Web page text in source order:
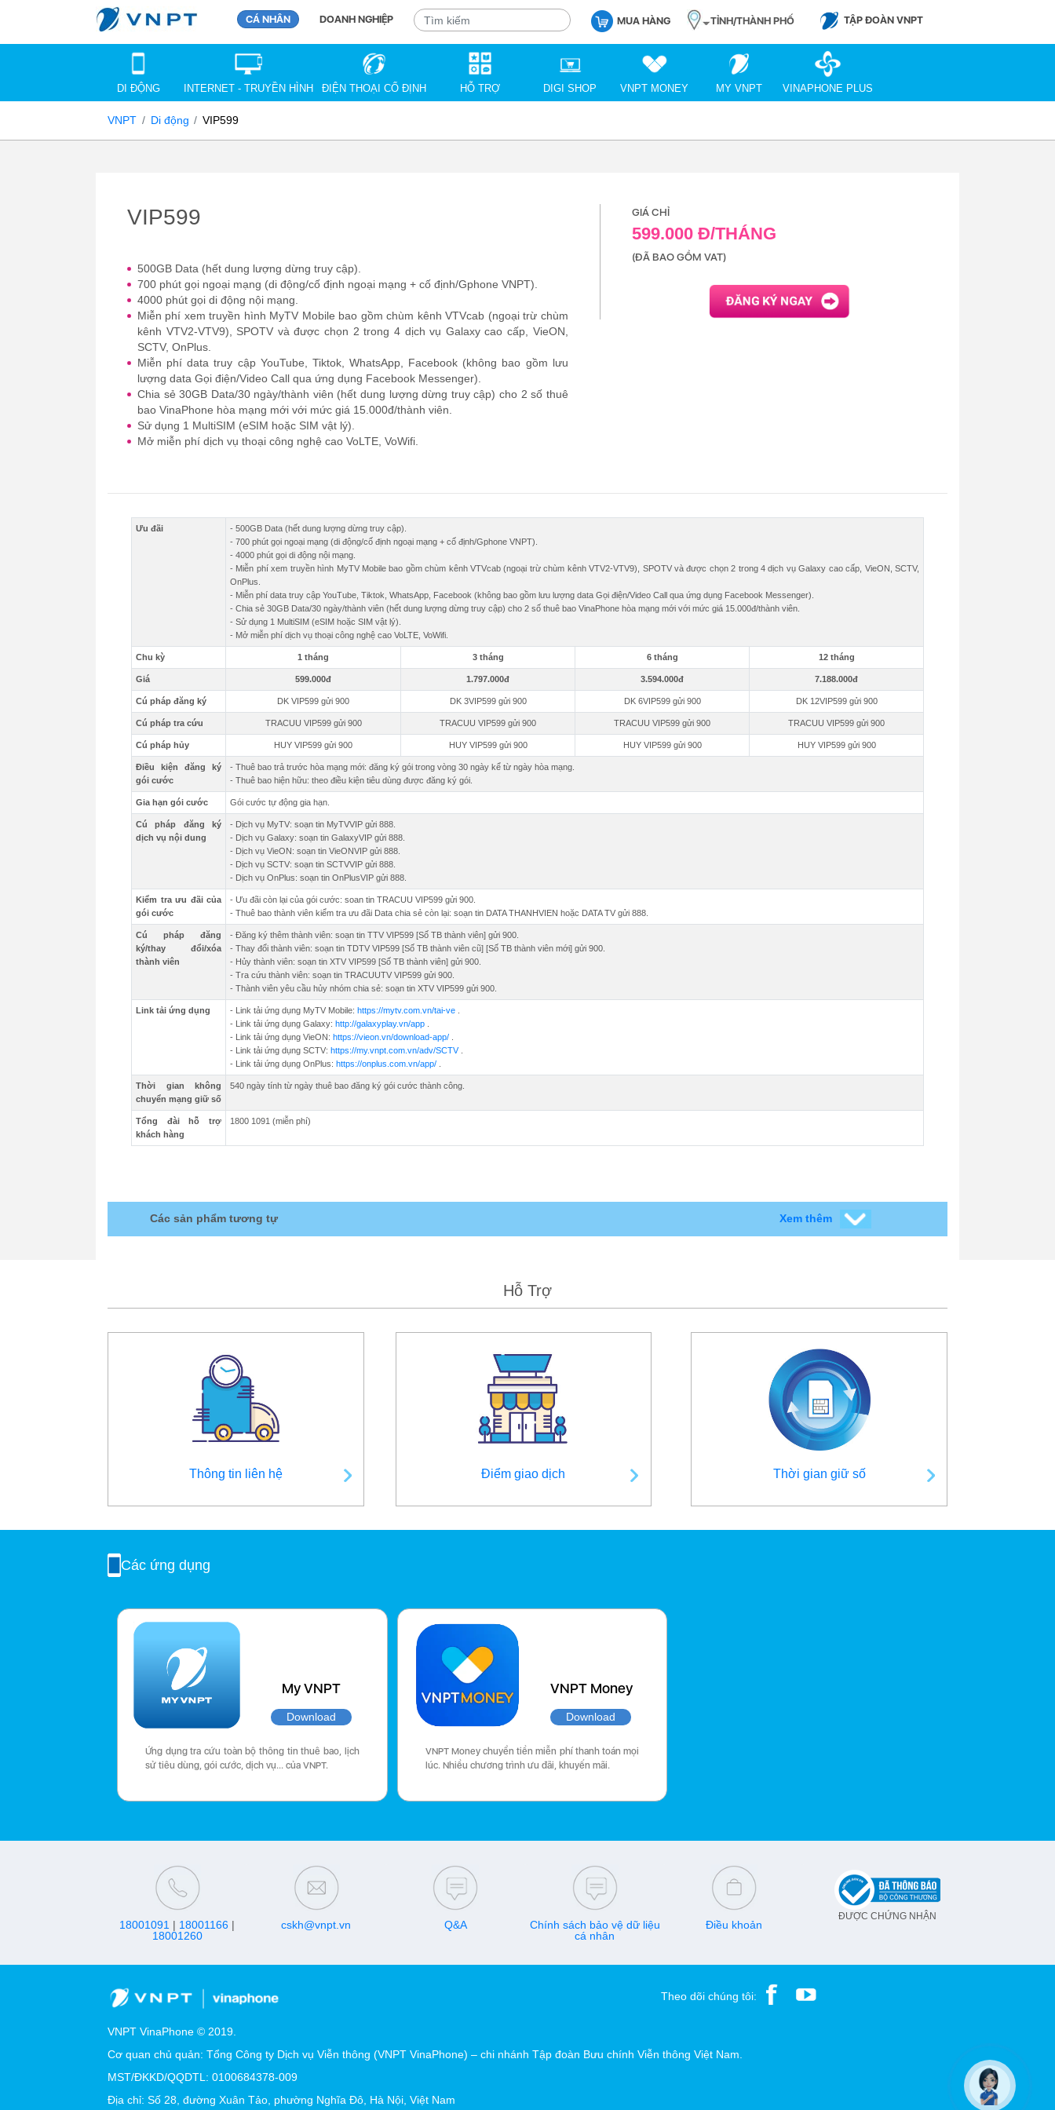
CÁ NHÂN DOANH NGHIỆP MUA HÀNG TỈNH/THÀNH PHỐ TẬP ĐOÀN VNPT
DI ĐỘNG INTERNET - TRUYỀN HÌNH ĐIỆN THOẠI CỐ ĐỊNH HỖ TRỢ DIGI SHOP VNPT MONEY MY VNPT VINAPHONE PLUS
VNPT Di động VIP599
VIP599
500GB Data (hết dung lượng dừng truy cập).
700 phút gọi ngoại mạng (di động/cố định ngoại mạng + cố định/Gphone VNPT).
4000 phút gọi di động nội mạng.
Miễn phí xem truyền hình MyTV Mobile bao gồm chùm kênh VTVcab (ngoại trừ chùm
kênh VTV2-VTV9), SPOTV và được chọn 2 trong 4 dịch vụ Galaxy cao cấp, VieON,
SCTV, OnPlus.
Miễn phí data truy cập YouTube, Tiktok, WhatsApp, Facebook (không bao gồm lưu
lượng data Gọi điện/Video Call qua ứng dụng Facebook Messenger).
Chia sẻ 30GB Data/30 ngày/thành viên (hết dung lượng dừng truy cập) cho 2 số thuê
bao VinaPhone hòa mạng mới với mức giá 15.000đ/thành viên.
Sử dụng 1 MultiSIM (eSIM hoặc SIM vật lý).
Mở miễn phí dịch vụ thoại công nghệ cao VoLTE, VoWifi.
GIÁ CHỈ
599.000 Đ/THÁNG
(ĐÃ BAO GỒM VAT)
Ưu đãi
- 500GB Data (hết dung lượng dừng truy cập).
- 700 phút gọi ngoại mạng (di động/cố định ngoại mạng + cố định/Gphone VNPT).
- 4000 phút gọi di động nội mạng.
- Miễn phí xem truyền hình MyTV Mobile bao gồm chùm kênh VTVcab (ngoại trừ chùm kênh VTV2-VTV9), SPOTV và được chọn 2 trong 4 dịch vụ Galaxy cao cấp, VieON, SCTV,
OnPlus.
- Miễn phí data truy cập YouTube, Tiktok, WhatsApp, Facebook (không bao gồm lưu lượng data Gọi điện/Video Call qua ứng dụng Facebook Messenger).
- Chia sẻ 30GB Data/30 ngày/thành viên (hết dung lượng dừng truy cập) cho 2 số thuê bao VinaPhone hòa mạng mới với mức giá 15.000đ/thành viên.
- Sử dụng 1 MultiSIM (eSIM hoặc SIM vật lý).
- Mở miễn phí dịch vụ thoại công nghệ cao VoLTE, VoWifi.
Chu kỳ 1 tháng 3 tháng 6 tháng 12 tháng
Giá 599.000đ 1.797.000đ 3.594.000đ 7.188.000đ
Cú pháp đăng ký DK VIP599 gửi 900 DK 3VIP599 gửi 900 DK 6VIP599 gửi 900 DK 12VIP599 gửi 900
Cú pháp tra cứu TRACUU VIP599 gửi 900 TRACUU VIP599 gửi 900 TRACUU VIP599 gửi 900 TRACUU VIP599 gửi 900
Cú pháp hủy HUY VIP599 gửi 900 HUY VIP599 gửi 900 HUY VIP599 gửi 900 HUY VIP599 gửi 900
Điều kiện đăng ký
gói cước
- Thuê bao trả trước hòa mạng mới: đăng ký gói trong vòng 30 ngày kể từ ngày hòa mạng.
- Thuê bao hiện hữu: theo điều kiện tiêu dùng được đăng ký gói.
Gia hạn gói cước Gói cước tự động gia hạn.
Cú pháp đăng ký
dịch vụ nội dung
- Dịch vụ MyTV: soạn tin MyTVVIP gửi 888.
- Dịch vụ Galaxy: soạn tin GalaxyVIP gửi 888.
- Dịch vụ VieON: soạn tin VieONVIP gửi 888.
- Dịch vụ SCTV: soạn tin SCTVVIP gửi 888.
- Dịch vụ OnPlus: soạn tin OnPlusVIP gửi 888.
Kiểm tra ưu đãi của
gói cước
- Ưu đãi còn lại của gói cước: soan tin TRACUU VIP599 gửi 900.
- Thuê bao thành viên kiểm tra ưu đãi Data chia sẻ còn lại: soạn tin DATA THANHVIEN hoặc DATA TV gửi 888.
Cú pháp đăng
ký/thay đổi/xóa
thành viên
- Đăng ký thêm thành viên: soạn tin TTV VIP599 [Số TB thành viên] gửi 900.
- Thay đổi thành viên: soạn tin TDTV VIP599 [Số TB thành viên cũ] [Số TB thành viên mới] gửi 900.
- Hủy thành viên: soạn tin XTV VIP599 [Số TB thành viên] gửi 900.
- Tra cứu thành viên: soạn tin TRACUUTV VIP599 gửi 900.
- Thành viên yêu cầu hủy nhóm chia sẻ: soạn tin XTV VIP599 gửi 900.
Link tải ứng dụng - Link tải ứng dụng MyTV Mobile: https://mytv.com.vn/tai-ve
- Link tải ứng dụng Galaxy: http://galaxyplay.vn/app
- Link tải ứng dụng VieON: https://vieon.vn/download-app/
- Link tải ứng dụng SCTV: https://my.vnpt.com.vn/adv/SCTV.
- Link tải ứng dụng OnPlus: https://onplus.com.vn/app/
Thời gian không
chuyển mạng giữ số
540 ngày tính từ ngày thuê bao đăng ký gói cước thành công.
Tổng đài hỗ trợ
khách hàng
1800 1091 (miễn phí)
Các sản phẩm tương tự Xem thêm
Hỗ Trợ
Thông tin liên hệ Điểm giao dịch Thời gian giữ số
Các ứng dụng
My VNPT
Download
Ứng dụng tra cứu toàn bộ thông tin thuê bao, lịch
sử tiêu dùng, gói cước, dịch vụ… của VNPT.
VNPT Money
Download
VNPT Money chuyển tiền miễn phí thanh toán mọi
lúc. Nhiều chương trình ưu đãi, khuyến mãi.
18001091 | 18001166 |
18001260
cskh@vnpt.vn Q&A
Chính sách bảo vệ dữ liệu
cá nhân
Điều khoản
ĐƯỢC CHỨNG NHẬN
Theo dõi chúng tôi:
VNPT VinaPhone © 2019.
Cơ quan chủ quản: Tổng Công ty Dịch vụ Viễn thông (VNPT VinaPhone) – chi nhánh Tập đoàn Bưu chính Viễn thông Việt Nam.
MST/ĐKKD/QQDTL: 0100684378-009
Địa chỉ: Số 28, đường Xuân Tảo, phường Nghĩa Đô, Hà Nội, Việt Nam